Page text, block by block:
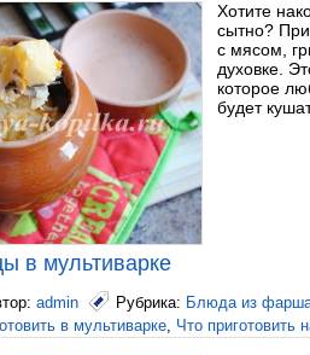
Хотите
сытно?
с мясом,
духовке.
которое
будет
в мультиварке
admin Рубрика: Блюда из
в мультиварке, Что приготовить